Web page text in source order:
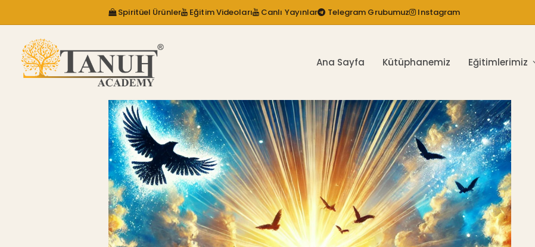
Spiritüel Ürünler Eğitim Videoları Canlı Yayınlar Telegram Grubumuz Instagram
Ana Sayfa Kütüphanemiz Eğitimlerimiz